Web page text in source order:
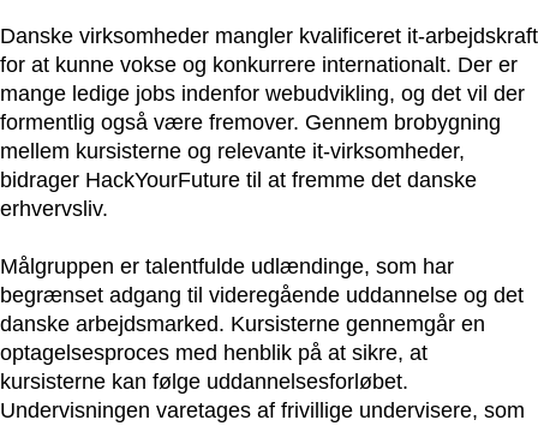
Danske virksomheder mangler kvalificeret it-arbejdskraft
for at kunne vokse og konkurrere internationalt. Der er
mange ledige jobs indenfor webudvikling, og det vil der
formentlig også være fremover. Gennem brobygning
mellem kursisterne og relevante it-virksomheder,
bidrager HackYourFuture til at fremme det danske
erhvervsliv.
Målgruppen er talentfulde udlændinge, som har
begrænset adgang til videregående uddannelse og det
danske arbejdsmarked. Kursisterne gennemgår en
optagelsesproces med henblik på at sikre, at
kursisterne kan følge uddannelsesforløbet.
Undervisningen varetages af frivillige undervisere, som